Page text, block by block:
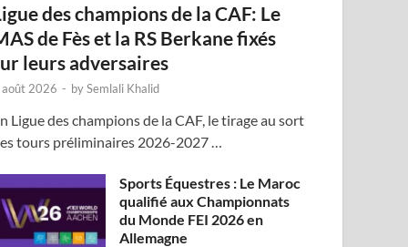
des champions de la CAF: Le
de Fès et la RS Berkane fixés
leurs adversaires
2026 - bySemlali Khalid
Ligue des champions de la CAF, le tirage au sort
tours préliminaires 2026-2027 …
Sports Équestres : Le Maroc
qualifié aux Championnats
du Monde FEI 2026 en
Allemagne